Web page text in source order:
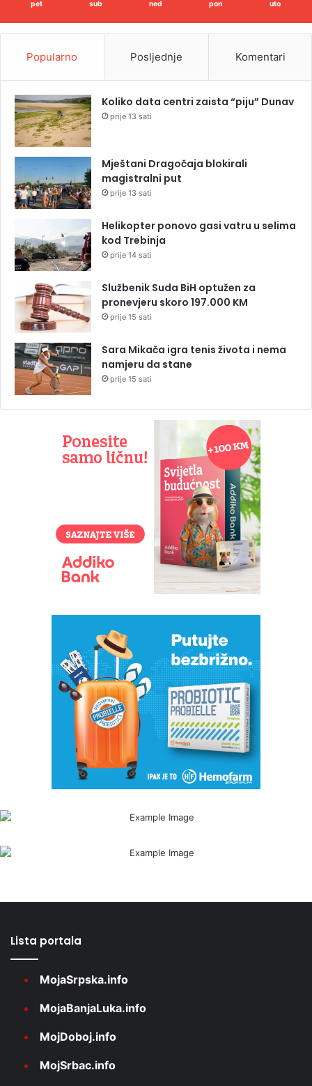
pet sub ned pon uto
Popularno Posljednje Komentari
Koliko data centri zaista “piju” Dunav
prije 13 sati
Mještani Dragočaja blokirali
magistralni put
prije 13 sati
Helikopter ponovo gasi vatru u selima
kod Trebinja
prije 14 sati
Službenik Suda BiH optužen za
pronevjeru skoro 197.000 KM
prije 15 sati
Sara Mikača igra tenis života i nema
namjeru da stane
prije 15 sati
Lista portala
MojaSrpska.info
MojaBanjaLuka.info
MojDoboj.info
MojSrbac.info